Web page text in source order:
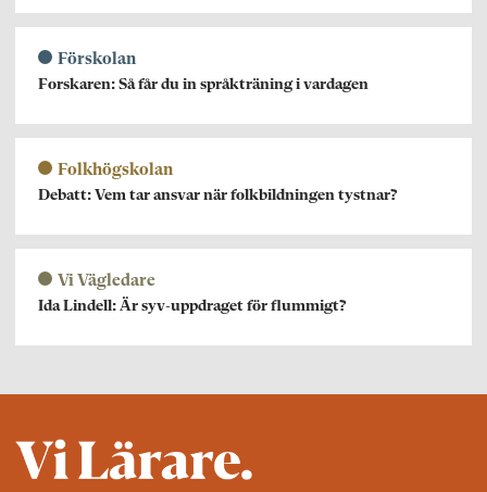
Förskolan
Forskaren: Så får du in språkträning i vardagen
Folkhögskolan
Debatt: Vem tar ansvar när folkbildningen tystnar?
Vi Vägledare
Ida Lindell: Är syv-uppdraget för flummigt?